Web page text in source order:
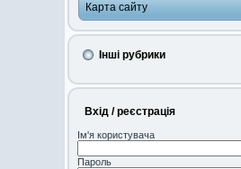
Карта сайту
Інші рубрики
Вхід / реєстрація
Ім'я користувача
Пароль